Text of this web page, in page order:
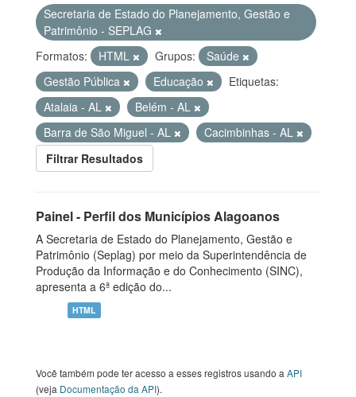
Secretaria de Estado do Planejamento, Gestão e
Patrimônio - SEPLAG
Formatos:
HTML Grupos:
Saúde
Gestão Pública
Educação
Etiquetas:
Atalaia - AL
Belém - AL
Barra de São Miguel - AL
Cacimbinhas - AL
Filtrar Resultados
Painel - Perfil dos Municípios Alagoanos
A Secretaria de Estado do Planejamento, Gestão e
Patrimônio (Seplag) por meio da Superintendência de
Produção da Informação e do Conhecimento (SINC),
apresenta a 6ª edição do...
HTML
Você também pode ter acesso a esses registros usando a API
(veja Documentação da API).